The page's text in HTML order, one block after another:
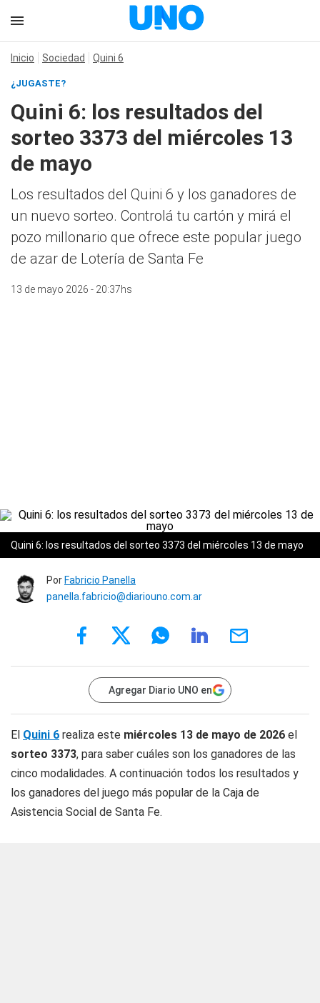
Inicio Sociedad Quini 6
¿JUGASTE?
Quini 6: los resultados del
sorteo 3373 del miércoles 13
de mayo
Los resultados del Quini 6 y los ganadores de
un nuevo sorteo. Controlá tu cartón y mirá el
pozo millonario que ofrece este popular juego
de azar de Lotería de Santa Fe
13 de mayo 2026 - 20:37hs
Quini 6: los resultados del sorteo 3373 del miércoles 13 de mayo
Por Fabricio Panella
panella.fabricio@diariouno.com.ar
Agregar Diario UNO en
El Quini 6 realiza este miércoles 13 de mayo de 2026 el
sorteo 3373, para saber cuáles son los ganadores de las
cinco modalidades. A continuación todos los resultados y
los ganadores del juego más popular de la Caja de
Asistencia Social de Santa Fe.